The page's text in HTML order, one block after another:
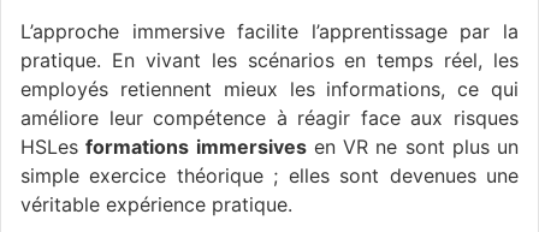
L’approche immersive facilite l’apprentissage par la
pratique. En vivant les scénarios en temps réel, les
employés retiennent mieux les informations, ce qui
améliore leur compétence à réagir face aux risques
HSLesformations immersivesen VR ne sont plus un
simple exercice théorique ; elles sont devenues une
véritable expérience pratique.